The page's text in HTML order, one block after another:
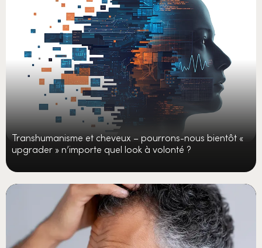
Transhumanisme et cheveux – pourrons-nous bientôt «
upgrader » n’importe quel look à volonté ?